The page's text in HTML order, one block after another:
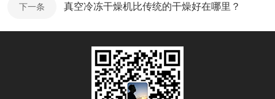
下一条 真空冷冻干燥机比传统的干燥好在哪里？